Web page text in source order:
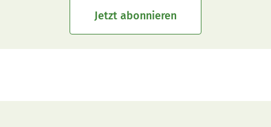
Jetzt abonnieren